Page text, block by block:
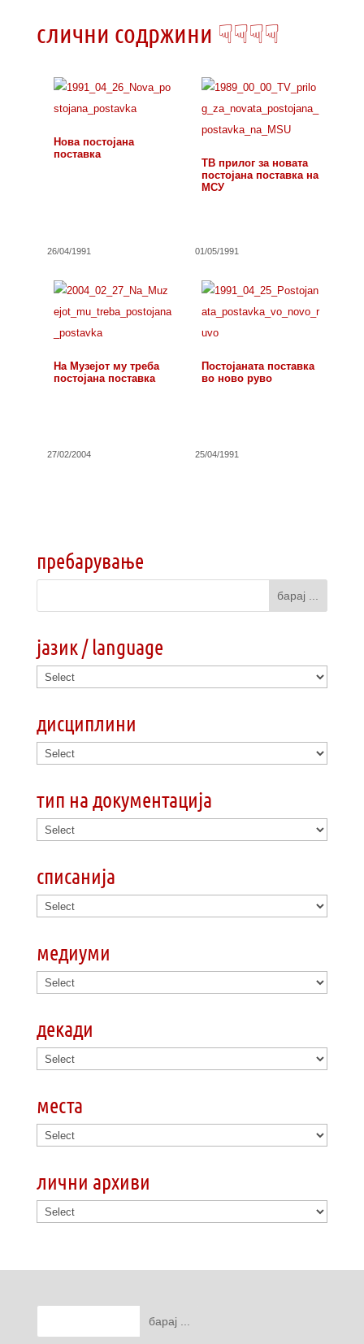
слични содржини ☟☟☟☟
Нова постојана
поставка
26/04/1991
ТВ прилог за новата
постојана поставка на
МСУ
01/05/1991
На Музејот му треба
постојана поставка
27/02/2004
Постојаната поставка
во ново руво
25/04/1991
пребарување
јазик / language
дисциплини
тип на документација
списанија
медиуми
декади
места
лични архиви